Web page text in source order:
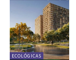
ECOLÓGICAS